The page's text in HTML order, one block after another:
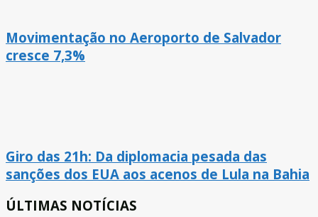
Movimentação no Aeroporto de Salvador
cresce 7,3%
Giro das 21h: Da diplomacia pesada das
sanções dos EUA aos acenos de Lula na Bahia
ÚLTIMAS NOTÍCIAS